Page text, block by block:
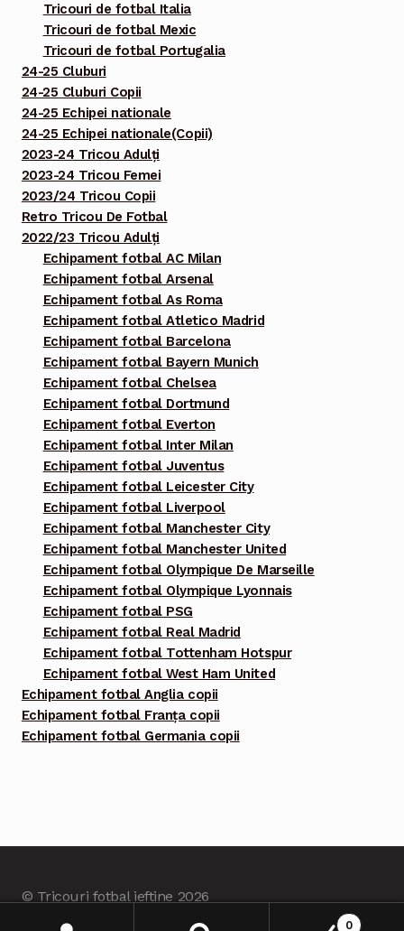
Tricouri de fotbal Italia
Tricouri de fotbal Mexic
Tricouri de fotbal Portugalia
24-25 Cluburi
24-25 Cluburi Copii
24-25 Echipei nationale
24-25 Echipei nationale(Copii)
2023-24 Tricou Adulți
2023-24 Tricou Femei
2023/24 Tricou Copii
Retro Tricou De Fotbal
2022/23 Tricou Adulți
Echipament fotbal AC Milan
Echipament fotbal Arsenal
Echipament fotbal As Roma
Echipament fotbal Atletico Madrid
Echipament fotbal Barcelona
Echipament fotbal Bayern Munich
Echipament fotbal Chelsea
Echipament fotbal Dortmund
Echipament fotbal Everton
Echipament fotbal Inter Milan
Echipament fotbal Juventus
Echipament fotbal Leicester City
Echipament fotbal Liverpool
Echipament fotbal Manchester City
Echipament fotbal Manchester United
Echipament fotbal Olympique De Marseille
Echipament fotbal Olympique Lyonnais
Echipament fotbal PSG
Echipament fotbal Real Madrid
Echipament fotbal Tottenham Hotspur
Echipament fotbal West Ham United
Echipament fotbal Anglia copii
Echipament fotbal Franța copii
Echipament fotbal Germania copii
© Tricouri fotbal ieftine 2026
0